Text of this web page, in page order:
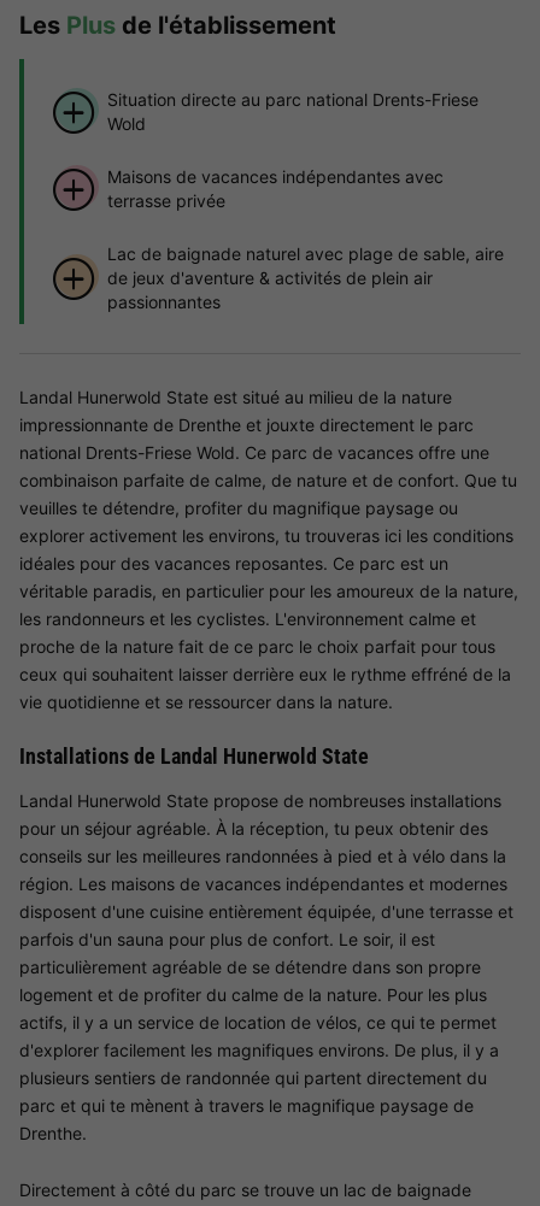
Les Plus de l'établissement
Situation directe au parc national Drents-Friese
Wold
Maisons de vacances indépendantes avec
terrasse privée
Lac de baignade naturel avec plage de sable, aire
de jeux d'aventure & activités de plein air
passionnantes
Landal Hunerwold State est situé au milieu de la nature
impressionnante de Drenthe et jouxte directement le parc
national Drents-Friese Wold. Ce parc de vacances offre une
combinaison parfaite de calme, de nature et de confort. Que tu
veuilles te détendre, profiter du magnifique paysage ou
explorer activement les environs, tu trouveras ici les conditions
idéales pour des vacances reposantes. Ce parc est un
véritable paradis, en particulier pour les amoureux de la nature,
les randonneurs et les cyclistes. L'environnement calme et
proche de la nature fait de ce parc le choix parfait pour tous
ceux qui souhaitent laisser derrière eux le rythme effréné de la
vie quotidienne et se ressourcer dans la nature.
Installations de Landal Hunerwold State
Landal Hunerwold State propose de nombreuses installations
pour un séjour agréable. À la réception, tu peux obtenir des
conseils sur les meilleures randonnées à pied et à vélo dans la
région. Les maisons de vacances indépendantes et modernes
disposent d'une cuisine entièrement équipée, d'une terrasse et
parfois d'un sauna pour plus de confort. Le soir, il est
particulièrement agréable de se détendre dans son propre
logement et de profiter du calme de la nature. Pour les plus
actifs, il y a un service de location de vélos, ce qui te permet
d'explorer facilement les magnifiques environs. De plus, il y a
plusieurs sentiers de randonnée qui partent directement du
parc et qui te mènent à travers le magnifique paysage de
Drenthe.
Directement à côté du parc se trouve un lac de baignade